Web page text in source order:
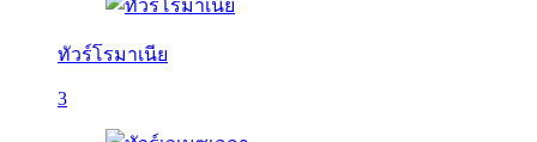
ทัวร์โรมาเนีย
3